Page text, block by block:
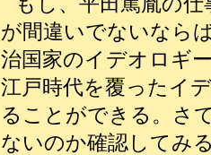
が間違いでないなら
治国家のイデオロギ
江戸時代を覆ったイ
ることができる。さ
ないのか確認してみ